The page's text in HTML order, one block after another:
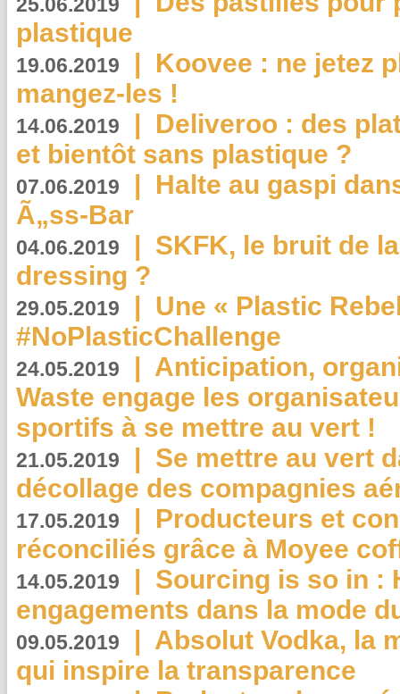
plastique
19.06.2019 | Koovee : ne jetez
mangez-les !
14.06.2019 | Deliveroo : des
et bientôt sans plastique ?
07.06.2019 | Halte au gaspi
Ã„ss-Bar
04.06.2019 | SKFK, le bruit de
dressing ?
29.05.2019 | Une « Plastic
#NoPlasticChallenge
24.05.2019 | Anticipation,
Waste engage les
sportifs à se mettre au vert !
21.05.2019 | Se mettre au vert
décollage des compagnies
17.05.2019 | Producteurs et
réconciliés grâce à Moyee
14.05.2019 | Sourcing is so in :
engagements dans la mode
09.05.2019 | Absolut Vodka, la
qui inspire la transparence